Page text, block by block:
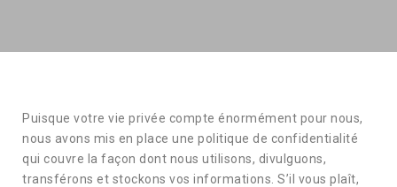
Puisque votre vie privée compte énormément pour nous,
nous avons mis en place une politique de confidentialité
qui couvre la façon dont nous utilisons, divulguons,
transférons et stockons vos informations. S’il vous plaît,